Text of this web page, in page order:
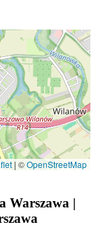
| ©OpenStreetMap
Warszawa |